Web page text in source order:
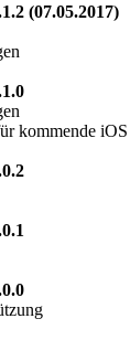
(07.05.2017)
kommende